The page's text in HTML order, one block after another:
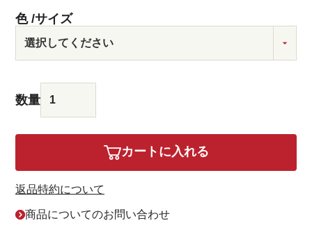
色 サイズ
カートに入れる
返品特約について
商品についてのお問い合わせ